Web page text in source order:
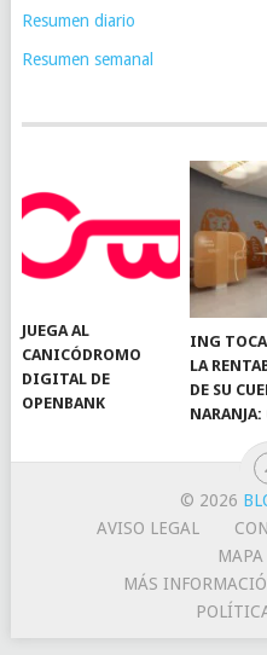
Resumen diario
Resumen semanal
JUEGA AL
CANICÓDROMO
DIGITAL DE
OPENBANK
ING TOCA
LA
DE SU
© 2026
AVISO LEGAL
MÁS